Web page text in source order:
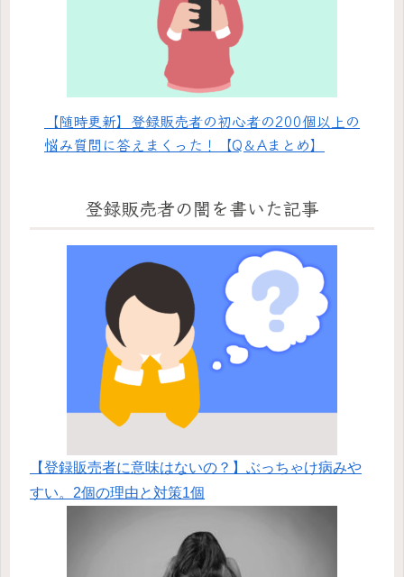
【随時更新】登録販売者の初心者の200個以上の
悩み質問に答えまくった！【Q＆Aまとめ】
登録販売者の闇を書いた記事
【登録販売者に意味はないの？】ぶっちゃけ病みや
すい。2個の理由と対策1個